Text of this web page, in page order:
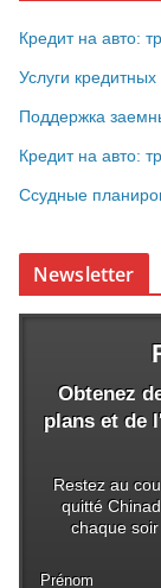
Кредит на авто:
Услуги
Поддержка
Кредит на авто:
Ссудные
Newsletter
Obtenez
plans et de
Restez au
quitté
chaque
Prénom